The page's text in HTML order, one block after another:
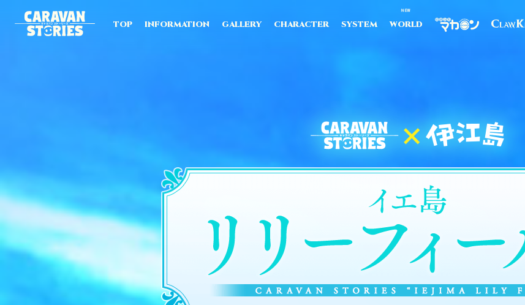
TOP INFORMATION GALLERY CHARACTER SYSTEM WORLD